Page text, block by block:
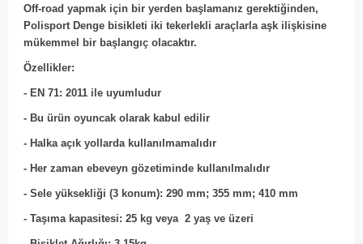
Off-road yapmak için bir yerden başlamanız gerektiğinden,
Polisport Denge bisikleti iki tekerlekli araçlarla aşk ilişkisine
mükemmel bir başlangıç olacaktır.
Özellikler:
- EN 71: 2011 ile uyumludur
- Bu ürün oyuncak olarak kabul edilir
- Halka açık yollarda kullanılmamalıdır
- Her zaman ebeveyn gözetiminde kullanılmalıdır
- Sele yüksekliği (3 konum): 290 mm; 355 mm; 410 mm
- Taşıma kapasitesi: 25 kg veya 2 yaş ve üzeri